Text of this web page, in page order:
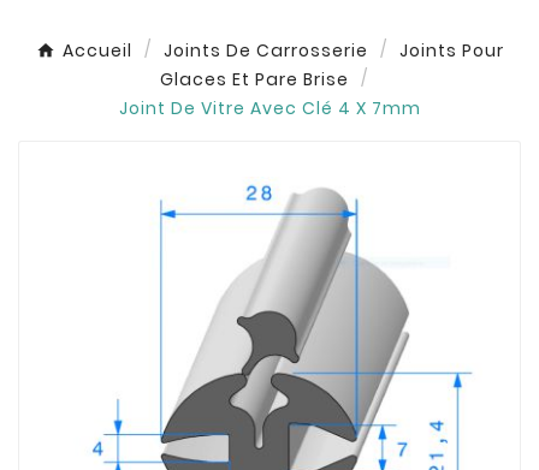
Accueil Joints De Carrosserie
Joints Pour
Glaces Et Pare Brise
Joint De Vitre Avec Clé 4 X 7mm